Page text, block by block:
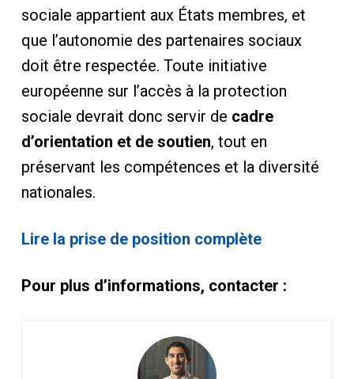
sociale appartient aux États membres, et
que l’autonomie des partenaires sociaux
doit être respectée. Toute initiative
européenne sur l’accès à la protection
sociale devrait donc servir de cadre
d’orientation et de soutien, tout en
préservant les compétences et la diversité
nationales.
Lire la prise de position complète
Pour plus d’informations, contacter :